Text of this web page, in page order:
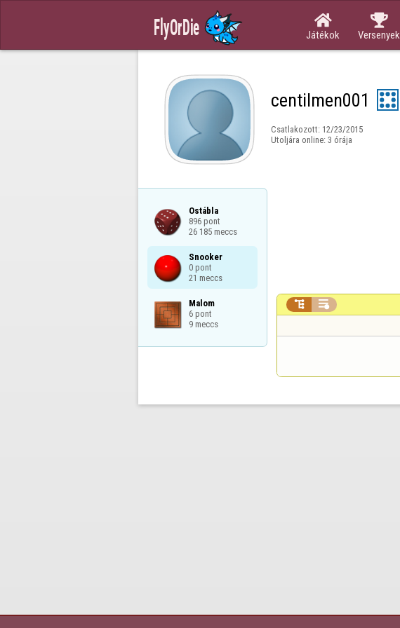

Játékok

Versenyek
centilmen001
Csatlakozott: 12/23/2015
Utoljára online: 3 órája
Ostábla
896 pont
26 185 meccs
Snooker
0 pont
21 meccs
Malom
6 pont
9 meccs
 